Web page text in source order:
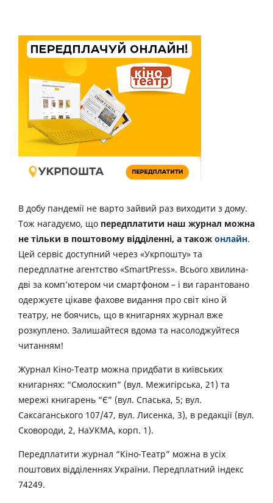
В добу пандемії не варто зайвий раз виходити з дому.
Тож нагадуємо, що передплатити наш журнал можна
не тільки в поштовому відділенні, а також онлайн.
Цей сервіс доступний через «Укрпошту» та
передплатне агентство «SmartPress». Всього хвилина-
дві за комп’ютером чи смартфоном – і ви гарантовано
одержуєте цікаве фахове видання про світ кіно й
театру, не боячись, що в книгарнях журнал вже
розкуплено. Залишайтеся вдома та насолоджуйтеся
читанням!
Журнал Кіно-Театр можна придбати в київських
книгарнях: “Смолоскип” (вул. Межигірська, 21) та
мережі книгарень “Є” (вул. Спаська, 5; вул.
Саксаганського 107/47, вул. Лисенка, 3), в редакції (вул.
Сковороди, 2, НаУКМА, корп. 1).
Передплатити журнал “Кіно-Театр” можна в усіх
поштових відділеннях України. Передплатний індекс
74249.